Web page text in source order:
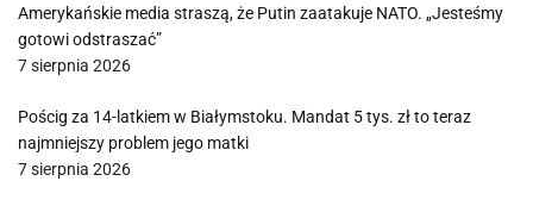
Amerykańskie media straszą, że Putin zaatakuje NATO. „Jesteśmy
gotowi odstraszać”
7 sierpnia 2026
Pościg za 14-latkiem w Białymstoku. Mandat 5 tys. zł to teraz
najmniejszy problem jego matki
7 sierpnia 2026